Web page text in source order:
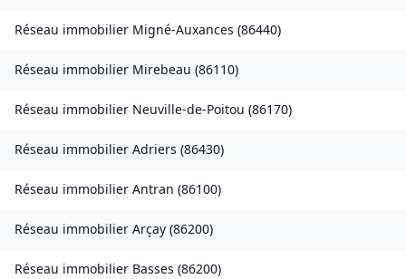
Réseau immobilier Migné-Auxances (86440)
Réseau immobilier Mirebeau (86110)
Réseau immobilier Neuville-de-Poitou (86170)
Réseau immobilier Adriers (86430)
Réseau immobilier Antran (86100)
Réseau immobilier Arçay (86200)
Réseau immobilier Basses (86200)